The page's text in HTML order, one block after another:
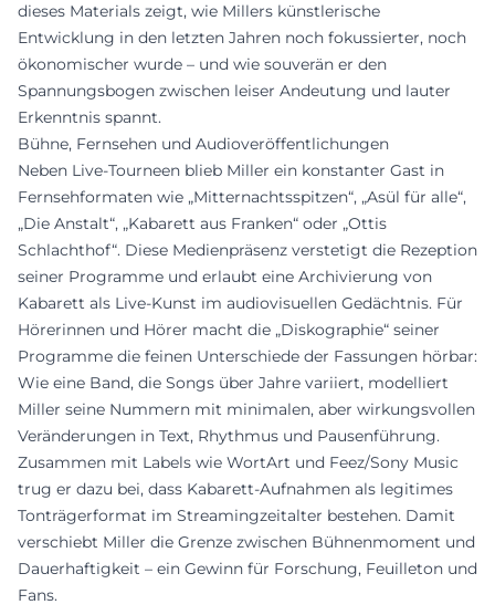
dieses Materials zeigt, wie Millers künstlerische
Entwicklung in den letzten Jahren noch fokussierter, noch
ökonomischer wurde – und wie souverän er den
Spannungsbogen zwischen leiser Andeutung und lauter
Erkenntnis spannt.
Bühne, Fernsehen und Audioveröffentlichungen
Neben Live-Tourneen blieb Miller ein konstanter Gast in
Fernsehformaten wie „Mitternachtsspitzen“, „Asül für alle“,
„Die Anstalt“, „Kabarett aus Franken“ oder „Ottis
Schlachthof“. Diese Medienpräsenz verstetigt die Rezeption
seiner Programme und erlaubt eine Archivierung von
Kabarett als Live-Kunst im audiovisuellen Gedächtnis. Für
Hörerinnen und Hörer macht die „Diskographie“ seiner
Programme die feinen Unterschiede der Fassungen hörbar:
Wie eine Band, die Songs über Jahre variiert, modelliert
Miller seine Nummern mit minimalen, aber wirkungsvollen
Veränderungen in Text, Rhythmus und Pausenführung.
Zusammen mit Labels wie WortArt und Feez/Sony Music
trug er dazu bei, dass Kabarett-Aufnahmen als legitimes
Tonträgerformat im Streamingzeitalter bestehen. Damit
verschiebt Miller die Grenze zwischen Bühnenmoment und
Dauerhaftigkeit – ein Gewinn für Forschung, Feuilleton und
Fans.